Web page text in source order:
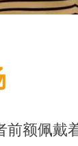
前额佩戴